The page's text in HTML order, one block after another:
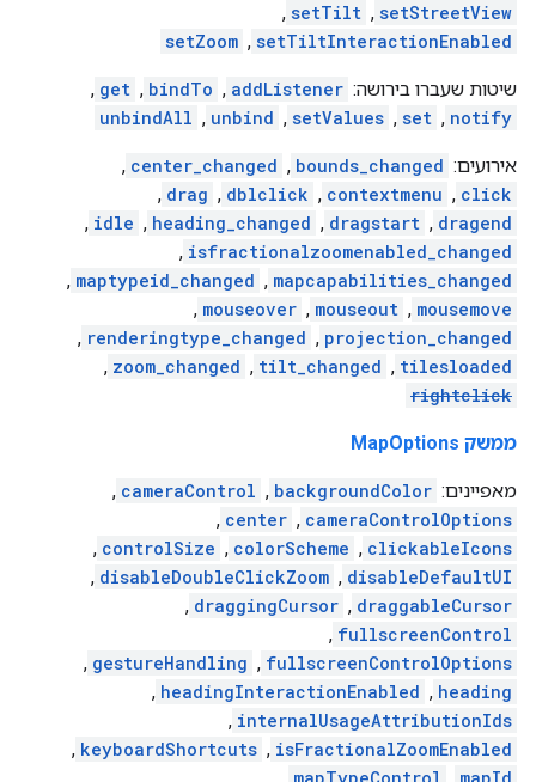
setStreetView
,
setTilt
,
setTiltInteractionEnabled
,
setZoom
שיטות שעברו בירושה: addListener
,
bindTo
,
get
,
notify
,
set
,
setValues
,
unbind
,
unbindAll
אירועים: bounds_changed
,
center_changed
,
click
,
contextmenu
,
dblclick
,
drag
,
dragend
,
dragstart
,
heading_changed
,
idle
,
isfractionalzoomenabled_changed
,
mapcapabilities_changed
,
maptypeid_changed
,
mousemove
,
mouseout
,
mouseover
,
projection_changed
,
renderingtype_changed
,
tilesloaded
,
tilt_changed
,
zoom_changed
,
rightclick
ממשק MapOptions
מאפיינים: backgroundColor
,
cameraControl
,
cameraControlOptions
,
center
,
clickableIcons
,
colorScheme
,
controlSize
,
disableDefaultUI
,
disableDoubleClickZoom
,
draggableCursor
,
draggingCursor
,
fullscreenControl
,
fullscreenControlOptions
,
gestureHandling
,
heading
,
headingInteractionEnabled
,
internalUsageAttributionIds
,
isFractionalZoomEnabled
,
keyboardShortcuts
,